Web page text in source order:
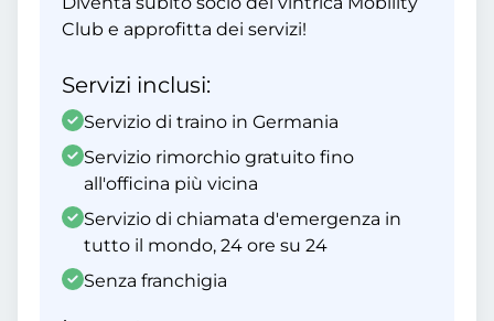
Club e approfitta dei servizi!
Servizi inclusi:
Servizio di traino in Germania
Servizio rimorchio gratuito fino
all'officina più vicina
Servizio di chiamata d'emergenza in
tutto il mondo, 24 ore su 24
Senza franchigia